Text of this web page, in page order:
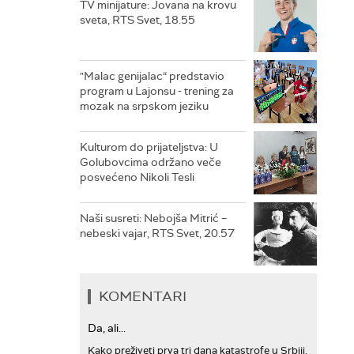
TV minijature: Jovana na krovu
sveta, RTS Svet, 18.55
"Malac genijalac“ predstavio
program u Lajonsu - trening za
mozak na srpskom jeziku
Kulturom do prijateljstva: U
Golubovcima održano veče
posvećeno Nikoli Tesli
Naši susreti: Nebojša Mitrić –
nebeski vajar, RTS Svet, 20.57
KOMENTARI
Da, ali...
Kako preživeti prva tri dana katastrofe u Srbiji,